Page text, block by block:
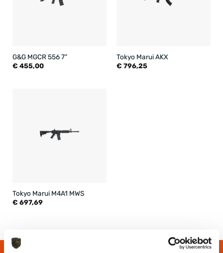
G&G MGCR 556 7”
€ 455,00
Tokyo Marui AKX
€ 796,25
Tokyo Marui M4A1 MWS
€ 697,69